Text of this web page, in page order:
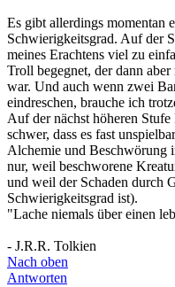
Es gibt allerdings momentan
Schwierigkeitsgrad. Auf der
meines Erachtens viel zu
Troll begegnet, der dann
war. Und auch wenn zwei
eindreschen, brauche ich
Auf der nächst höheren Stufe
schwer, dass es fast
Alchemie und Beschwörung
nur, weil beschworene
und weil der Schaden durch
Schwierigkeitsgrad ist).
"Lache niemals über einen
- J.R.R. Tolkien
Nach oben
Antworten